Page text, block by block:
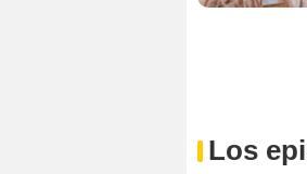
Los